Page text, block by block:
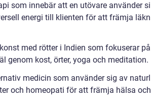
som innebär att en utövare använder
energi till klienten för att främja
med rötter i Indien som fokuserar
genom kost, örter, yoga och meditation.
medicin som använder sig av
och homeopati för att främja hälsa och